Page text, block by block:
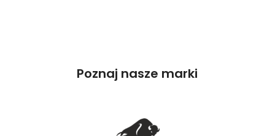
Poznaj nasze marki